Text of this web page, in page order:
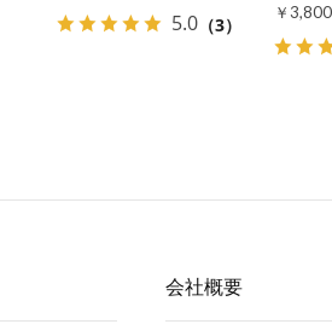
5.0 （3）
￥3,800
会社概要